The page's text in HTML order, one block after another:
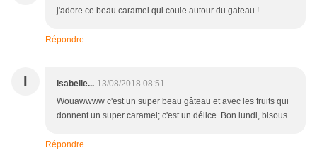
j'adore ce beau caramel qui coule autour du gateau !
Répondre
I Isabelle... 13/08/2018 08:51
Wouawwww c'est un super beau gâteau et avec les fruits qui
donnent un super caramel; c'est un délice. Bon lundi, bisous
Répondre